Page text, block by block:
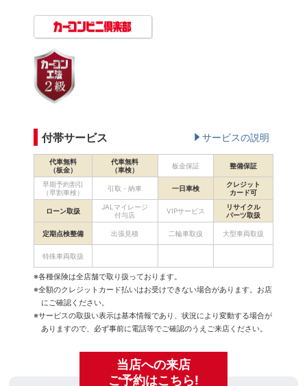
付帯サービス サービスの説明
代車無料
（板金）
代車無料
（車検）
板金保証 整備保証
早期予約割引
（早割車検）
引取・納車 一日車検
クレジット
カード可
ローン取扱
JALマイレージ
付与店
VIPサービス
リサイクル
パーツ取扱
定期点検整備 出張見積 二輪車取扱 大型車両取扱
特殊車両取扱
※各種保険は全店舗で取り扱っております。
※全額のクレジットカード払いはお受けできない場合があります。お店
にご確認ください。
※サービスの取扱い表示は基本情報であり、状況により変動する場合が
ありますので、必ず事前に電話等でご確認のうえご来店ください。
当店への来店
ご予約はこちら!